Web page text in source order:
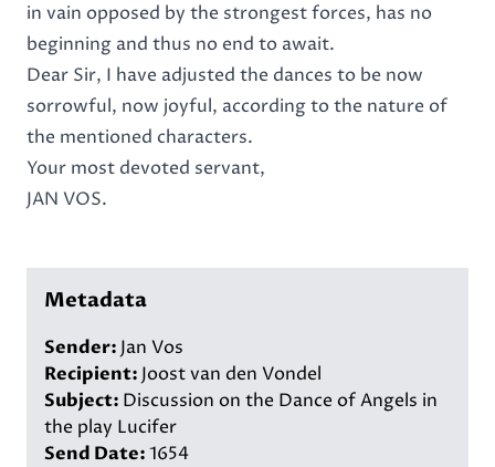
in vain opposed by the strongest forces, has no
beginning and thus no end to await.
Dear Sir, I have adjusted the dances to be now
sorrowful, now joyful, according to the nature of
the mentioned characters.
Your most devoted servant,
JAN VOS.
Metadata
Sender: Jan Vos
Recipient: Joost van den Vondel
Subject: Discussion on the Dance of Angels in
the play Lucifer
Send Date:1654